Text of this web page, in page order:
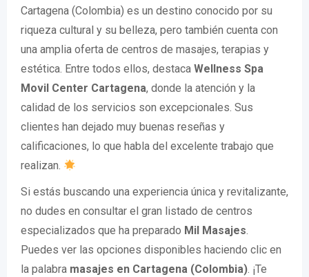
Cartagena (Colombia) es un destino conocido por su
riqueza cultural y su belleza, pero también cuenta con
una amplia oferta de centros de masajes, terapias y
estética. Entre todos ellos, destaca Wellness Spa
Movil Center Cartagena, donde la atención y la
calidad de los servicios son excepcionales. Sus
clientes han dejado muy buenas reseñas y
calificaciones, lo que habla del excelente trabajo que
realizan.
Si estás buscando una experiencia única y revitalizante,
no dudes en consultar el gran listado de centros
especializados que ha preparado Mil Masajes.
Puedes ver las opciones disponibles haciendo clic en
la palabra masajes en Cartagena (Colombia). ¡Te